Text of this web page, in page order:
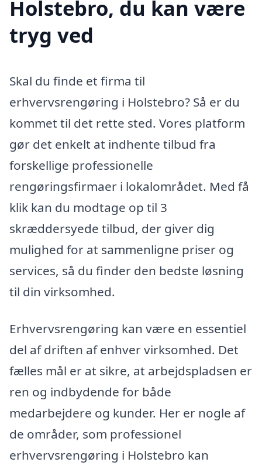
Holstebro, du kan være
tryg ved
Skal du finde et firma til
erhvervsrengøring i Holstebro? Så er du
kommet til det rette sted. Vores platform
gør det enkelt at indhente tilbud fra
forskellige professionelle
rengøringsfirmaer i lokalområdet. Med få
klik kan du modtage op til 3
skræddersyede tilbud, der giver dig
mulighed for at sammenligne priser og
services, så du finder den bedste løsning
til din virksomhed.
Erhvervsrengøring kan være en essentiel
del af driften af enhver virksomhed. Det
fælles mål er at sikre, at arbejdspladsen er
ren og indbydende for både
medarbejdere og kunder. Her er nogle af
de områder, som professionel
erhvervsrengøring i Holstebro kan